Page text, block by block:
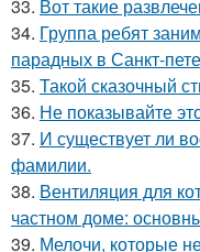
33. Вот такие
34. Группа ребят
парадных в Санкт-
35. Такой сказочный
36. Не показывайте
37. И существует ли
фамилии.
38. Вентиляция для
частном доме:
39. Мелочи, которые